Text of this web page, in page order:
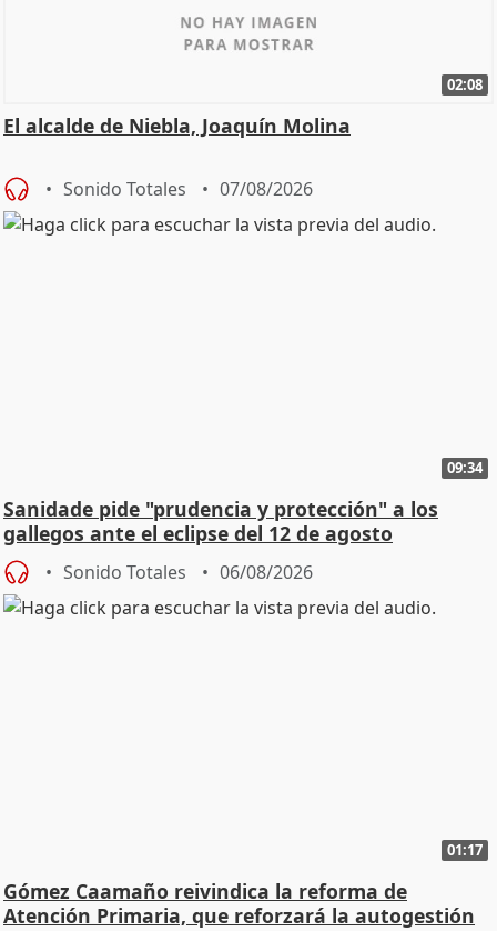
02:08
El alcalde de Niebla, Joaquín Molina
Sonido Totales 07/08/2026
09:34
Sanidade pide "prudencia y protección" a los
gallegos ante el eclipse del 12 de agosto
Sonido Totales 06/08/2026
01:17
Gómez Caamaño reivindica la reforma de
Atención Primaria, que reforzará la autogestión